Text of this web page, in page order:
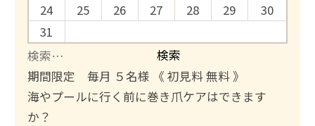
24
25 26 27 28 29
30
31
検
索
:
期間限定 毎月 ５名様 《 初見料 無料 》
海やプールに行く前に巻き爪ケアはできます
か？